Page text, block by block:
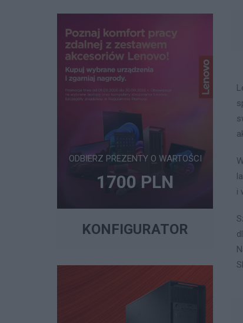
ODBIERZ PREZENTY O WARTOŚCI
1700 PLN
KONFIGURATOR
i